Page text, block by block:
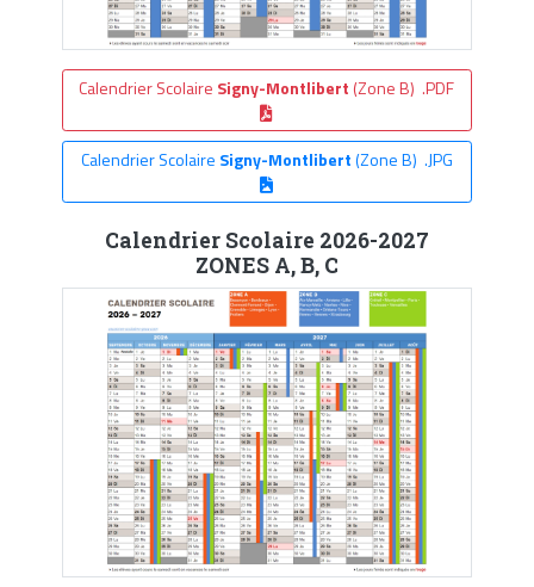
Calendrier Scolaire Signy-Montlibert (Zone B) .PDF
Calendrier Scolaire Signy-Montlibert(Zone B) .JPG
Calendrier Scolaire 2026-2027
ZONES A, B, C